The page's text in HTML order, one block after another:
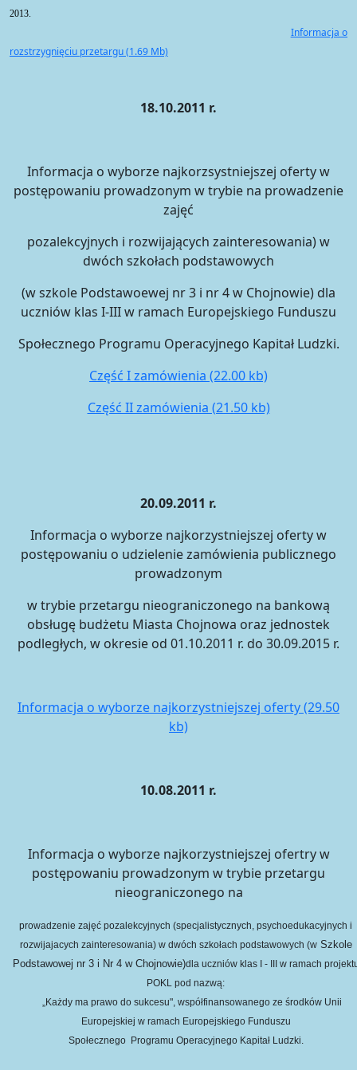
2013.
Informacja o
rozstrzygnięciu przetargu (1.69 Mb)
18.10.2011 r.
Informacja o wyborze najkorzsystniejszej oferty w
postępowaniu prowadzonym w trybie na prowadzenie
zajęć
pozalekcyjnych i rozwijających zainteresowania) w
dwóch szkołach podstawowych
(w szkole Podstawoewej nr 3 i nr 4 w Chojnowie) dla
uczniów klas I-III w ramach Europejskiego Funduszu
Społecznego Programu Operacyjnego Kapitał Ludzki.
Część I zamówienia (22.00 kb)
Część II zamówienia (21.50 kb)
20.09.2011 r.
Informacja o wyborze najkorzystniejszej oferty w
postępowaniu o udzielenie zamówienia publicznego
prowadzonym
w trybie przetargu nieograniczonego na bankową
obsługę budżetu Miasta Chojnowa oraz jednostek
podległych, w okresie od 01.10.2011 r. do 30.09.2015 r.
Informacja o wyborze najkorzystniejszej oferty (29.50
kb)
10.08.2011 r.
Informacja o wyborze najkorzystniejszej ofertry w
postępowaniu prowadzonym w trybie przetargu
nieograniczonego na
prowadzenie zajęć pozalekcyjnych (specjalistycznych, psychoedukacyjnych i
rozwijajacych zainteresowania) w dwóch szkołach podstawowych (wSzkole
Podstawowej nr 3 i Nr 4 w Chojnowie)dla uczniów klas I - III w ramach
POKL pod nazwą:
„Każdy ma prawo do sukcesu", współfinansowanego ze środków Unii
Europejskiej w ramach Europejskiego Funduszu
Społecznego Programu Operacyjnego Kapitał Ludzki.